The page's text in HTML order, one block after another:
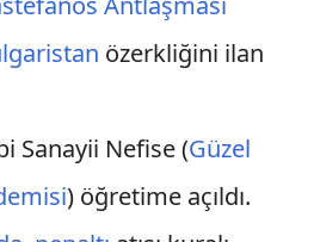
özerkliğini ilan
Sanayii Nefise (Güzel
) öğretime açıldı.